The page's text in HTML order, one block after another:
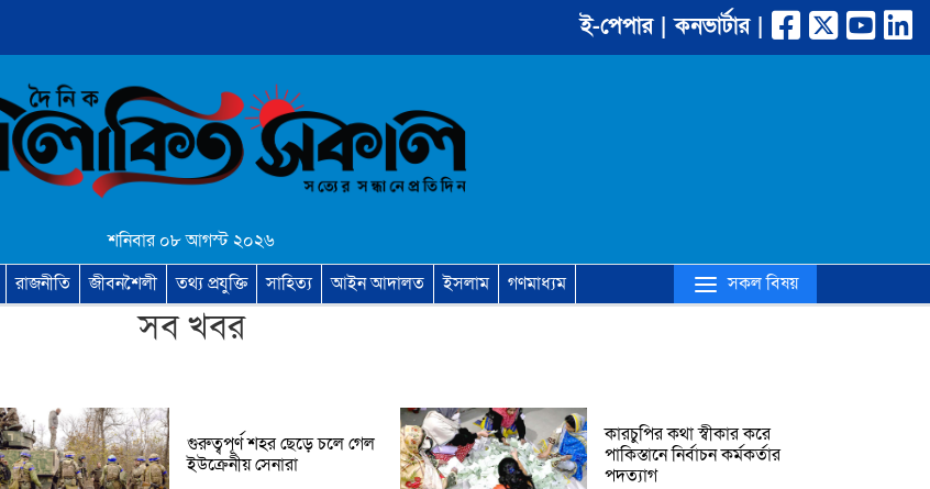
ই-পেপার |
(current) কনভার্টার |
শনিবার ০৮ আগস্ট ২০২৬
রাজনীতি জীবনশৈলী তথ্য প্রযুক্তি সাহিত্য আইন আদালত ইসলাম গণমাধ্যম সকল বিষয়
সব খবর
গুরুত্বপূর্ণ শহর ছেড়ে চলে গেল
ইউক্রেনীয় সেনারা
কারচুপির কথা স্বীকার করে
পাকিস্তানে নির্বাচন কর্মকর্তার
পদত্যাগ